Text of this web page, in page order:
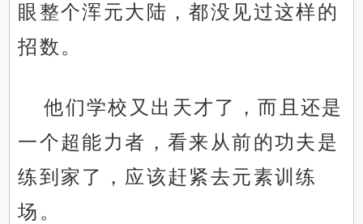
眼整个浑元大陆，都没见过这样的
招数。
他们学校又出天才了，而且还是
一个超能力者，看来从前的功夫是
练到家了，应该赶紧去元素训练
场。